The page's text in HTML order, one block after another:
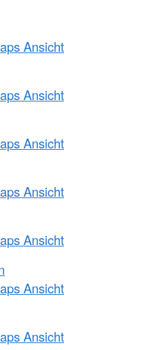
Ansicht
Ansicht
Ansicht
Ansicht
Ansicht
Ansicht
Ansicht